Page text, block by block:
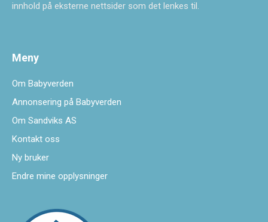
innhold på eksterne nettsider som det lenkes til.
Meny
Om Babyverden
Annonsering på Babyverden
Om Sandviks AS
Kontakt oss
Ny bruker
Endre mine opplysninger